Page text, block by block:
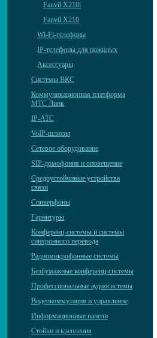
Fanvil X210i
Fanvil X210
Wi-Fi-телефоны
IP-телефоны для пожилых
Аксессуары
Системы ВКС
Коммуникационная платформа
МТС Линк
IP-АТС
VoIP-шлюзы
Сетевое оборудование
SIP-домофония и оповещение
Средоустойчивые устройства
связи
Спикерфоны
Гарнитуры
Конференц-системы и системы
синхронного перевода
Радиомикрофонные системы
Безбумажные конференц-системы
Профессиональные аудиосистемы
Видеокоммутация и управление
Информационные панели
Стойки и крепления